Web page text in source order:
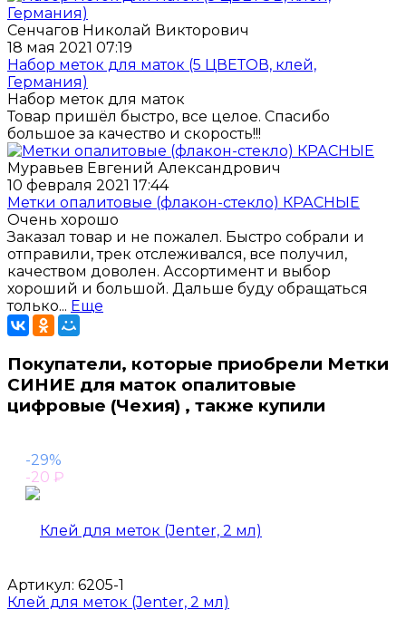
Сенчагов Николай Викторович
18 мая 2021 07:19
Набор меток для маток (5 ЦВЕТОВ, клей,
Германия)
Набор меток для маток
Товар пришёл быстро, все целое. Спасибо
большое за качество и скорость!!!
Муравьев Евгений Александрович
10 февраля 2021 17:44
Метки опалитовые (флакон-стекло) КРАСНЫЕ
Очень хорошо
Заказал товар и не пожалел. Быстро собрали и
отправили, трек отслеживался, все получил,
качеством доволен. Ассортимент и выбор
хороший и большой. Дальше буду обращаться
только... Еще
Покупатели, которые приобрели Метки
СИНИЕ для маток опалитовые
цифровые (Чехия) , также купили
-29%
-20 ₽
Артикул: 6205-1
Клей для меток (Jenter, 2 мл)